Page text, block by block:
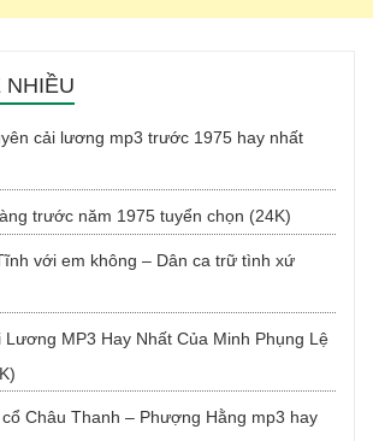
NHIỀU
cải lương mp3 trước 1975 hay nhất
trước năm 1975 tuyển chọn (24K)
với em không – Dân ca trữ tình xứ
MP3 Hay Nhất Của Minh Phụng Lệ
Châu Thanh – Phượng Hằng mp3 hay